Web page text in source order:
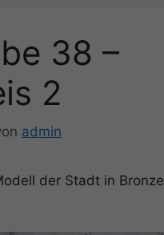
38 –
2
admin
der Stadt in Bronze